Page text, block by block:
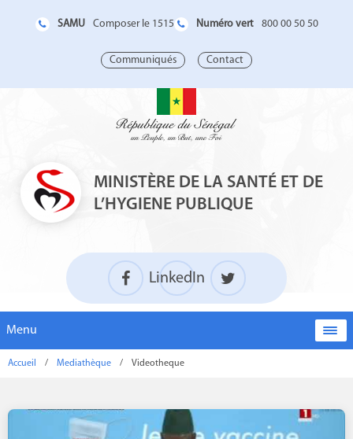
SAMU Composer le 1515 Numéro vert 800 00 50 50
Communiqués Contact
MINISTÈRE DE LA SANTÉ ET DE
L’HYGIENE PUBLIQUE
LinkedIn
Menu
Accueil / Mediathèque / Videotheque